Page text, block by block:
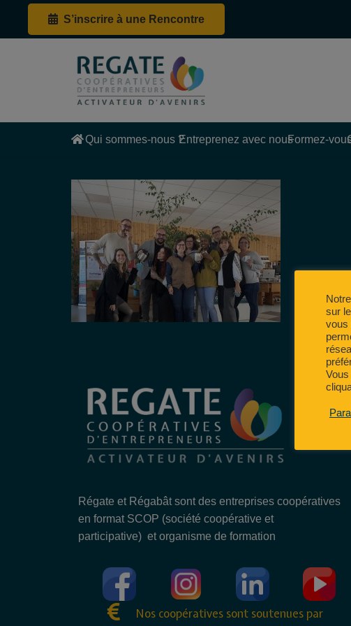
S’inscrire à une Rencontre
Qui sommes-nous ?Entreprenez avec nousFormez-
Régate et Régabât sont des entreprises coopératives
en format SCOP (société coopérative et
participative) et organisme de formation
Nos coopératives sont soutenues par
sur
vous